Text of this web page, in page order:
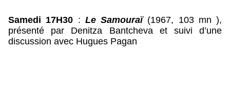
Samedi 17H30 : Le Samouraï (1967, 103 mn ),
présenté par Denitza Bantcheva et suivi d’une
discussion avec Hugues Pagan